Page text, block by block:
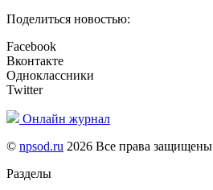
Поделиться новостью:
Facebook
Вконтакте
Одноклассники
Twitter
Онлайн журнал
© npsod.ru 2026 Все права защищены
Разделы